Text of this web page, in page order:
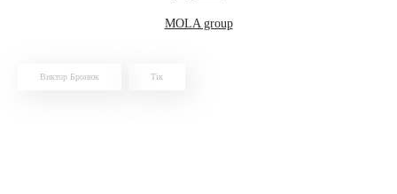
MOLA group
Виктор Бронюк Тік